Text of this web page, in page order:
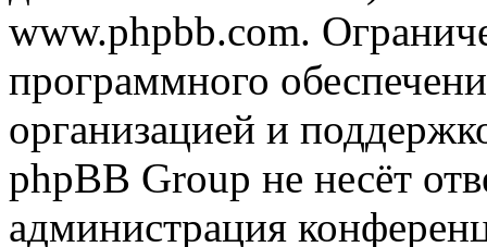
www.phpbb.com.
программного
организацией и
phpBB Group не несёт
администрация